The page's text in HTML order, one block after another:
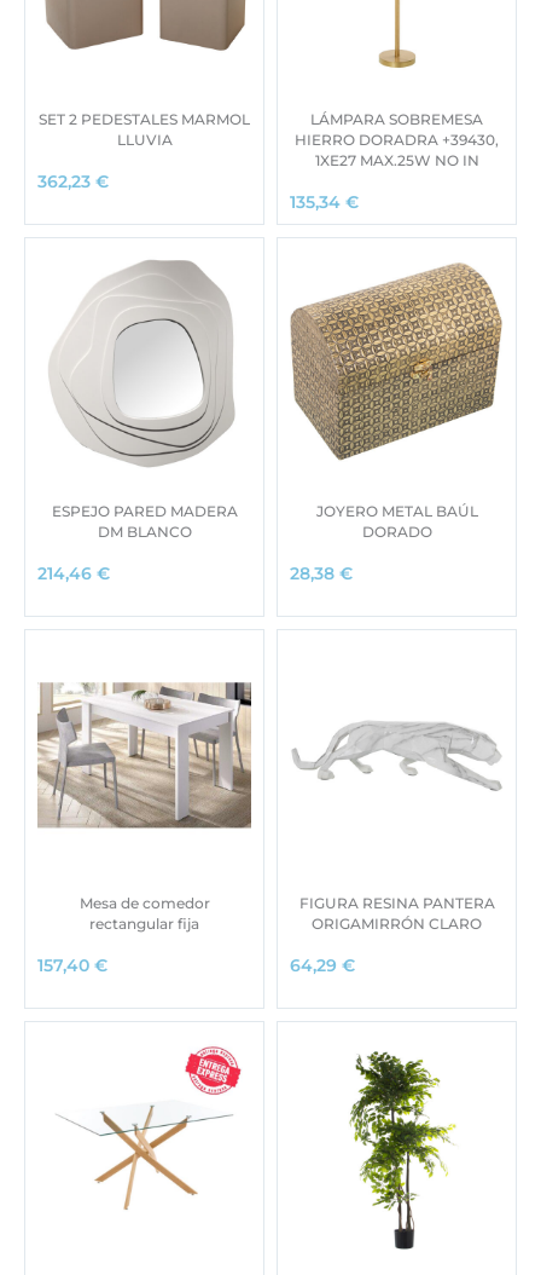
SET 2 PEDESTALES MARMOL
LLUVIA
362,23 €
LÁMPARA SOBREMESA
HIERRO DORADRA +39430,
1XE27 MAX.25W NO IN
135,34 €
ESPEJO PARED MADERA
DM BLANCO
214,46 €
JOYERO METAL BAÚL
DORADO
28,38 €
Mesa de comedor
rectangular fija
157,40 €
FIGURA RESINA PANTERA
ORIGAMIRRÓN CLARO
64,29 €